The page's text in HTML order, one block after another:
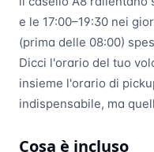
e le 17:00–19:30 nei
(prima delle 08:00)
Dicci l'orario del tuo
insieme l'orario di
indispensabile, ma
Cosa è incluso